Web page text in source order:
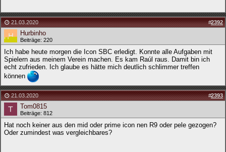
21.03.2020 #2392
Hurbinho
Beiträge: 220
Ich habe heute morgen die Icon SBC erledigt. Konnte alle Aufgaben mit
Spielern aus meinem Verein machen. Es kam Raúl raus. Damit bin ich
echt zufrieden. Ich glaube es hätte mich deutlich schlimmer treffen
können
21.03.2020 #2393
Tom0815
Beiträge: 812
Hat noch keiner aus den mid oder prime icon nen R9 oder pele gezogen?
Oder zumindest was vergleichbares?